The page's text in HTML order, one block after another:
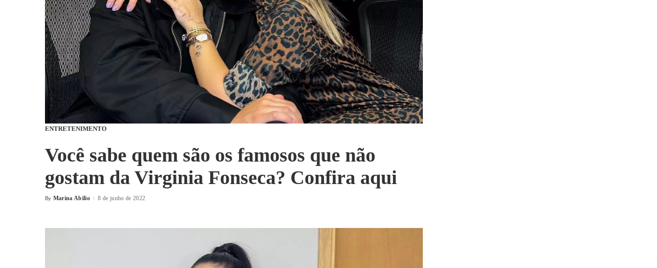
ENTRETENIMENTO
Você sabe quem são os famosos que não
gostam da Virginia Fonseca? Confira aqui
By Marina Abilio 8 de junho de 2022